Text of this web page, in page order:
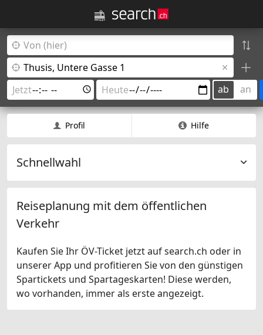
ab an
Profil Hilfe
Schnellwahl
Reiseplanung mit dem öffentlichen
Verkehr
Kaufen Sie Ihr ÖV-Ticket jetzt auf search.ch oder in
unserer App und profitieren Sie von den günstigen
Spartickets und Spartageskarten! Diese werden,
wo vorhanden, immer als erste angezeigt.